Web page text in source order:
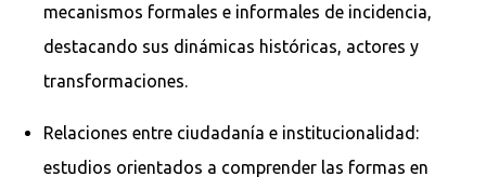
mecanismos formales e informales de incidencia,
destacando sus dinámicas históricas, actores y
transformaciones.
Relaciones entre ciudadanía e institucionalidad:
estudios orientados a comprender las formas en